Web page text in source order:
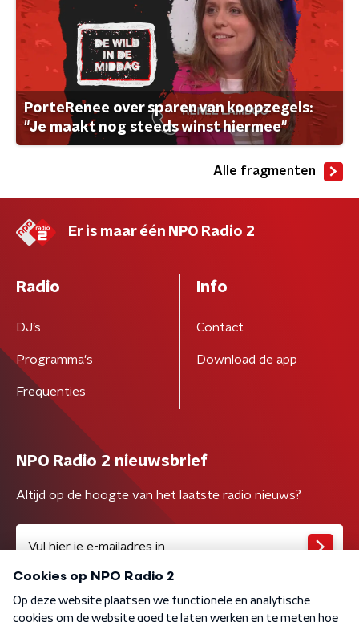
PorteRenee over sparen van koopzegels:
"Je maakt nog steeds winst hiermee"
Alle fragmenten
Er is maar één NPO Radio 2
Radio
DJ’s
Programma's
Frequenties
Info
Contact
Download de app
NPO Radio 2 nieuwsbrief
Altijd op de hoogte van het laatste radio nieuws?